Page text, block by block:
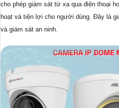
cho phép giám sát từ xa qua điện thoại
hoạt và tiện lợi cho người dùng. Đây là
và giám sát an ninh.